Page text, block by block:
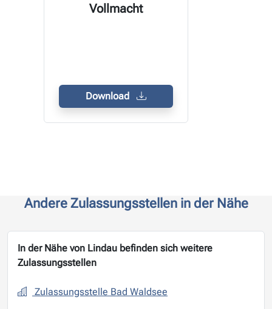
Vollmacht
Download
Andere Zulassungsstellen in der Nähe
In der Nähe von Lindau befinden sich weitere
Zulassungsstellen
Zulassungsstelle Bad Waldsee